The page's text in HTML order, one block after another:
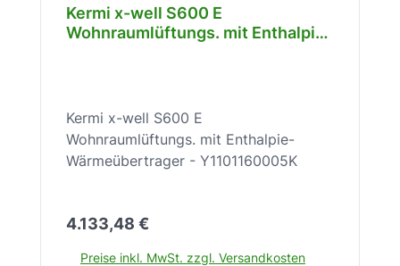
Kermi x-well S600 E
Wohnraumlüftungs. mit Enthalpie-
Kermi x-well S600 E
Wohnraumlüftungs. mit Enthalpie-
Wärmeübertrager - Y1101160005K
Regulärer Preis:
4.133,48 €
Preise inkl. MwSt. zzgl. Versandkosten